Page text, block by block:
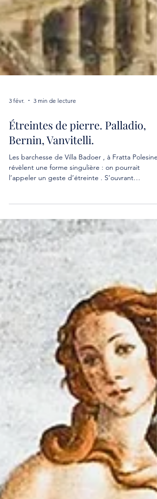
3 févr. 3 min de lecture
Étreintes de pierre. Palladio,
Bernin, Vanvitelli.
Les barchesse de Villa Badoer , à Fratta Polesine,
elles dessinent une courbe qui accueille celui qui
s’avance — un motif que Palladio avait déjà
entrevu dans l’ambitieux projet de Villa Trissino à
Meledo di Sarego. Il existe des architectures qui
ne se contentent pas d’être vues : elles se
ressentent , comme des souffles retenus dans la
pier